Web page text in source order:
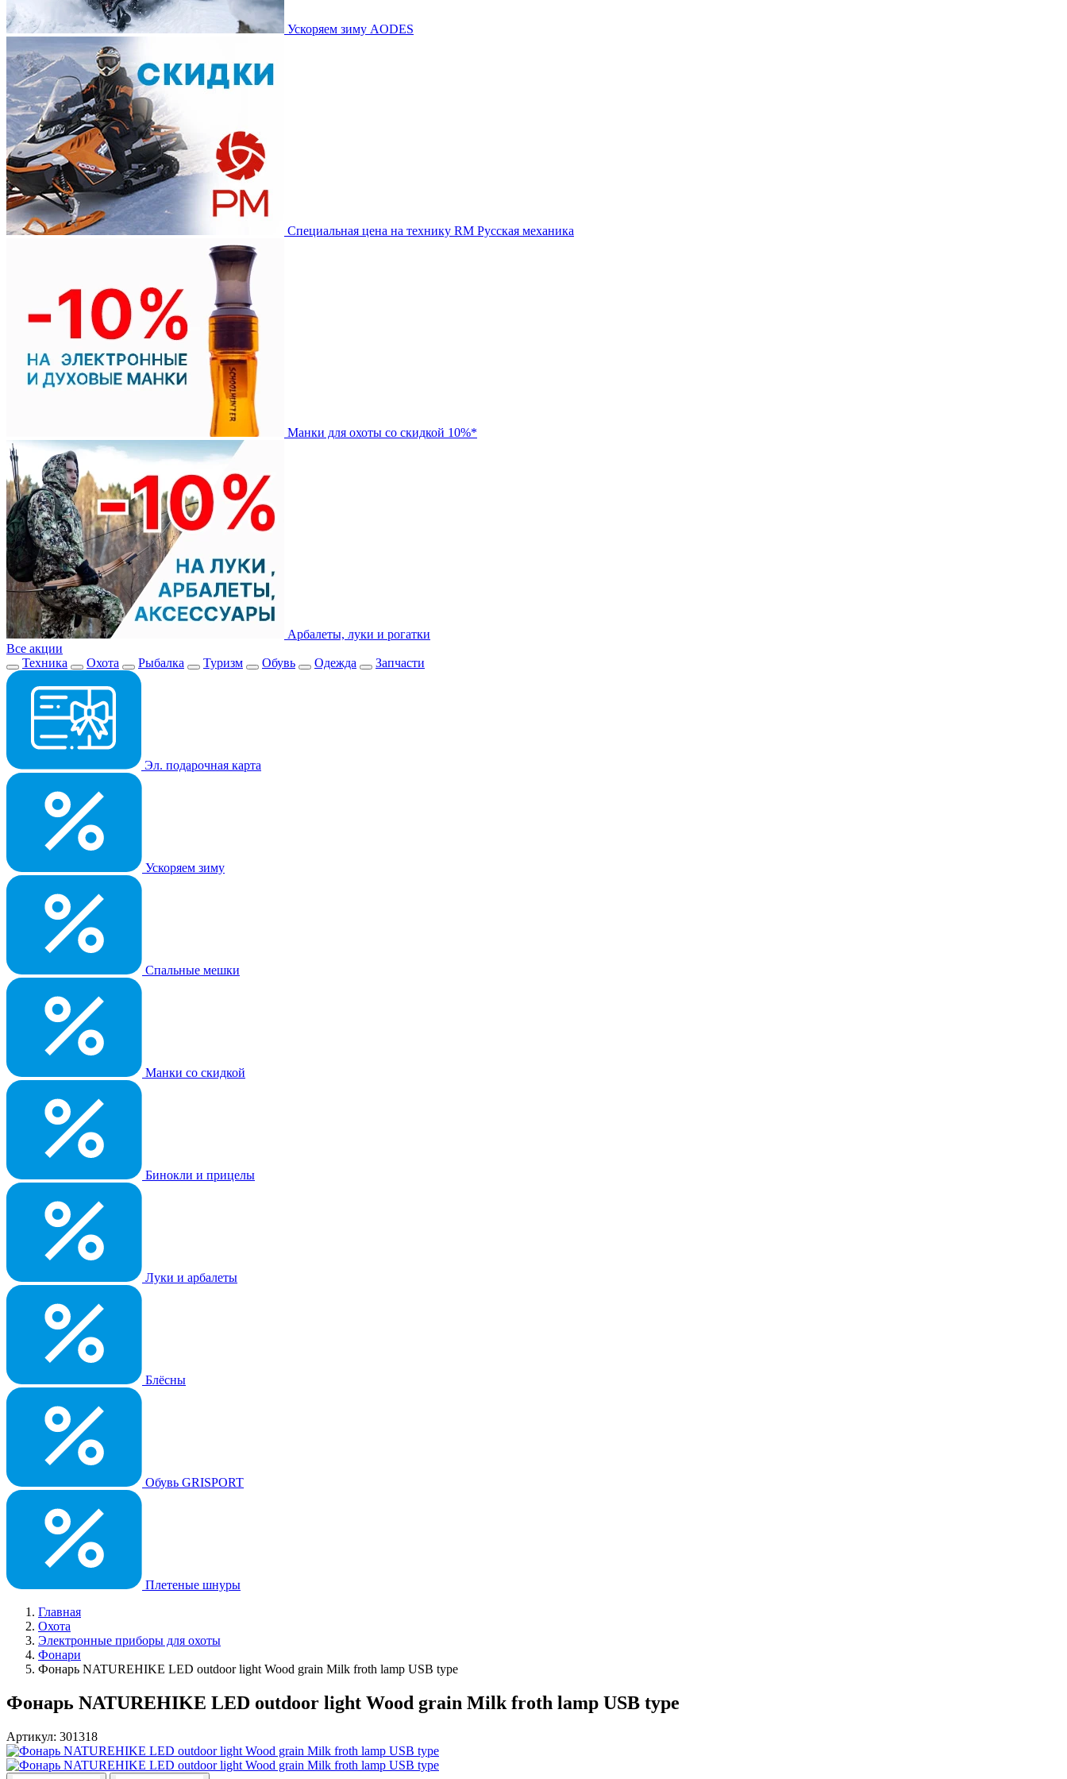
Ускоряем зиму AODES
Специальная цена на технику RM Русская механика
Манки для охоты со скидкой 10%*
Арбалеты, луки и рогатки
Все акции
Техника
Охота Рыбалка Туризм Обувь Одежда Запчасти
Эл. подарочная карта
Ускоряем зиму
Спальные мешки
Манки со скидкой
Бинокли и прицелы
Луки и арбалеты
Блёсны
Обувь GRISPORT
Плетеные шнуры
Главная
Охота
Электронные приборы для охоты
Фонари
Фонарь NATUREHIKE LED outdoor light Wood grain Milk froth lamp USB type
Фонарь NATUREHIKE LED outdoor light Wood grain Milk froth lamp USB type
Артикул: 301318